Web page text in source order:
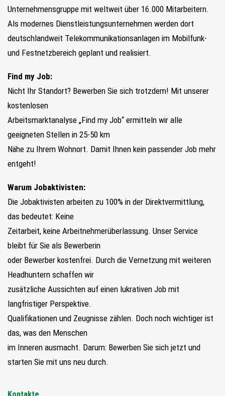
Unternehmensgruppe mit weltweit über 16.000 Mitarbeitern.
Als modernes Dienstleistungsunternehmen werden dort
deutschlandweit Telekommunikationsanlagen im Mobilfunk-
und Festnetzbereich geplant und realisiert.
Find my Job:
Nicht Ihr Standort? Bewerben Sie sich trotzdem! Mit unserer
kostenlosen
Arbeitsmarktanalyse „Find my Job“ ermitteln wir alle
geeigneten Stellen in 25-50 km
Nähe zu Ihrem Wohnort. Damit Ihnen kein passender Job mehr
entgeht!
Warum Jobaktivisten:
Die Jobaktivisten arbeiten zu 100% in der Direktvermittlung,
das bedeutet: Keine
Zeitarbeit, keine Arbeitnehmerüberlassung. Unser Service
bleibt für Sie als Bewerberin
oder Bewerber kostenfrei. Durch die Vernetzung mit weiteren
Headhuntern schaffen wir
zusätzliche Aussichten auf einen lukrativen Job mit
langfristiger Perspektive.
Qualifikationen und Zeugnisse zählen. Doch noch wichtiger ist
das, was den Menschen
im Inneren ausmacht. Darum: Bewerben Sie sich jetzt und
starten Sie mit uns neu durch.